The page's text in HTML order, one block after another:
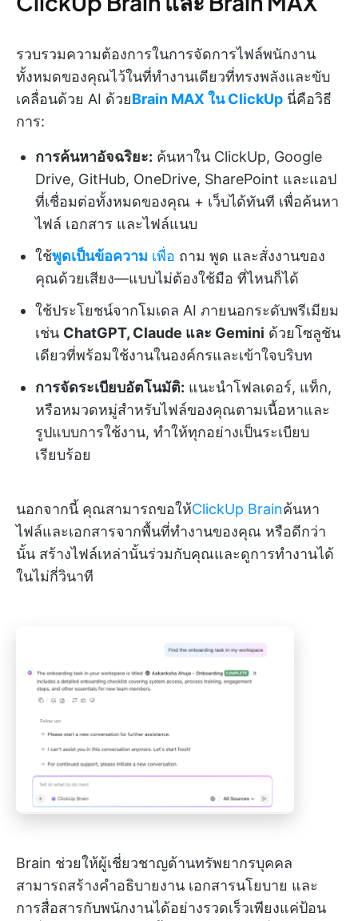
รวบรวมความต้องการในการจัดการไฟล์พนักงาน
ทั้งหมดของคุณไว้ในที่ทำงานเดียวที่ทรงพลังและขับ
เคลื่อนด้วย AI ด้วยBrain MAX ใน ClickUp นี่คือวิธี
การ:
การค้นหาอัจฉริยะ: ค้นหาใน ClickUp, Google
Drive, GitHub, OneDrive, SharePoint และแอป
ที่เชื่อมต่อทั้งหมดของคุณ + เว็บได้ทันที เพื่อค้นหา
ไฟล์ เอกสาร และไฟล์แนบ
ใช้พูดเป็นข้อความ เพื่อ ถาม พูด และสั่งงานของ
คุณด้วยเสียง—แบบไม่ต้องใช้มือ ที่ไหนก็ได้
ใช้ประโยชน์จากโมเดล AI ภายนอกระดับพรีเมียม
เช่น ChatGPT, Claude และ Gemini ด้วยโซลูชัน
เดียวที่พร้อมใช้งานในองค์กรและเข้าใจบริบท
การจัดระเบียบอัตโนมัติ: แนะนำโฟลเดอร์, แท็ก,
หรือหมวดหมู่สำหรับไฟล์ของคุณตามเนื้อหาและ
รูปแบบการใช้งาน, ทำให้ทุกอย่างเป็นระเบียบ
เรียบร้อย
นอกจากนี้ คุณสามารถขอให้ClickUp Brainค้นหา
ไฟล์และเอกสารจากพื้นที่ทำงานของคุณ หรือดีกว่า
นั้น สร้างไฟล์เหล่านั้นร่วมกับคุณและดูการทำงานได้
ในไม่กี่วินาที
Brain ช่วยให้ผู้เชี่ยวชาญด้านทรัพยากรบุคคล
สามารถสร้างคำอธิบายงาน เอกสารนโยบาย และ
การสื่อสารกับพนักงานได้อย่างรวดเร็วเพียงแค่ป้อน